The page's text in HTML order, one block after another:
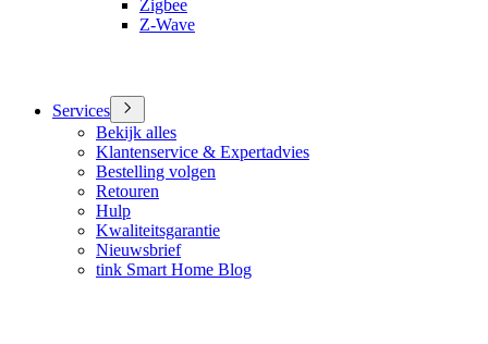
Zigbee
Z-Wave
Services
Bekijk alles
Klantenservice & Expertadvies
Bestelling volgen
Retouren
Hulp
Kwaliteitsgarantie
Nieuwsbrief
tink Smart Home Blog